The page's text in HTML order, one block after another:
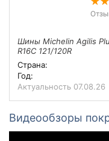
Шины Michelin Agilis
R16C 121/120R
Страна:
Год:
Актуальность 07.08.26
Видеообзоры